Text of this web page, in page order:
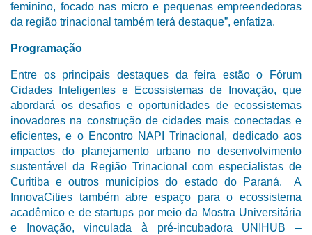
feminino, focado nas micro e pequenas empreendedoras
da região trinacional também terá destaque”, enfatiza.
Programação
Entre os principais destaques da feira estão o Fórum
Cidades Inteligentes e Ecossistemas de Inovação, que
abordará os desafios e oportunidades de ecossistemas
inovadores na construção de cidades mais conectadas e
eficientes, e o Encontro NAPI Trinacional, dedicado aos
impactos do planejamento urbano no desenvolvimento
sustentável da Região Trinacional com especialistas de
Curitiba e outros municípios do estado do Paraná. A
InnovaCities também abre espaço para o ecossistema
acadêmico e de startups por meio da Mostra Universitária
e Inovação, vinculada à pré-incubadora UNIHUB –